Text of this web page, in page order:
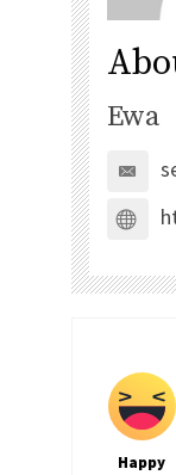
Ewa
Happy